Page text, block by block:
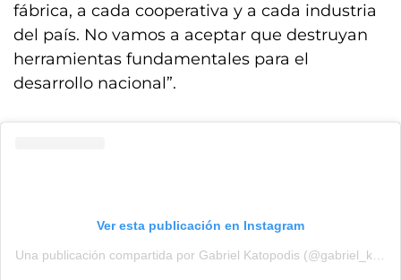
fábrica, a cada cooperativa y a cada industria
del país. No vamos a aceptar que destruyan
herramientas fundamentales para el
desarrollo nacional”.
Ver esta publicación en Instagram